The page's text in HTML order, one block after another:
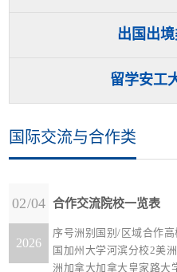
出国出
留学安工
国际交流与合作类
02/04
2026
合作交流院校一览表
序号洲别国别/区域合作
国加州大学河滨分校2美
洲加拿大加拿大皇家路大